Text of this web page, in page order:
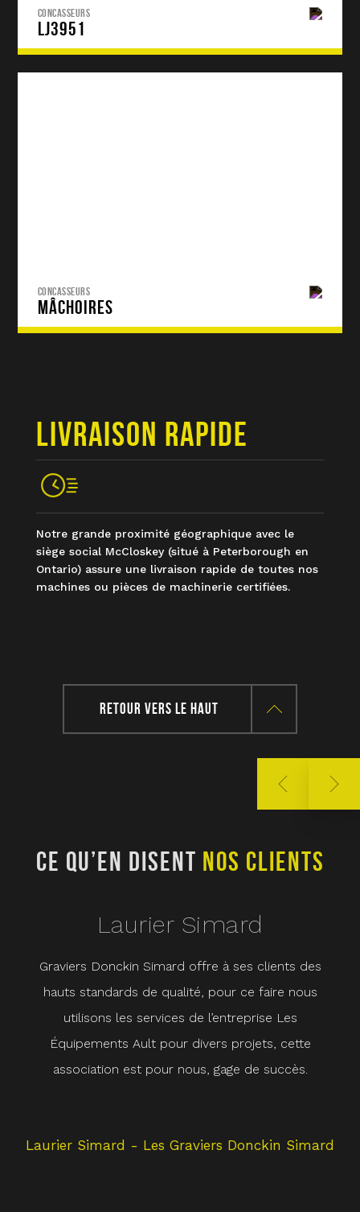
CONCASSEURS
LJ3951
CONCASSEURS
MÂCHOIRES
LIVRAISON RAPIDE
Notre grande proximité géographique avec le
siège social McCloskey (situé à Peterborough en
Ontario) assure une livraison rapide de toutes nos
machines ou pièces de machinerie certifiées.
RETOUR VERS LE HAUT
CE QU’EN DISENT NOS CLIENTS
Laurier Simard
Graviers Donckin Simard offre à ses clients des
hauts standards de qualité, pour ce faire nous
utilisons les services de l’entreprise Les
Équipements Ault pour divers projets, cette
association est pour nous, gage de succès.
Laurier Simard - Les Graviers Donckin Simard